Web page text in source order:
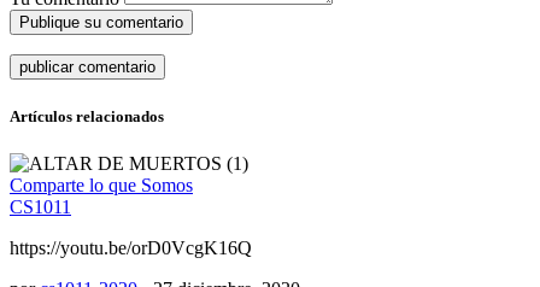
Publique su comentario
Artículos relacionados
Comparte lo que Somos
CS1011
https://youtu.be/orD0VcgK16Q